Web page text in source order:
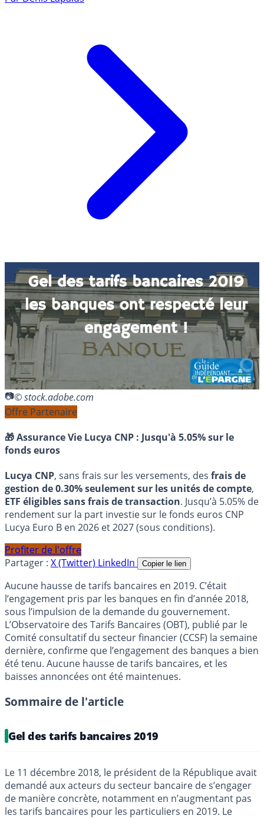
© stock.adobe.com
Offre Partenaire
🎁 Assurance Vie Lucya CNP : Jusqu'à 5.05% sur le
fonds euros
Lucya CNP, sans frais sur les versements, des frais de
gestion de 0.30% seulement sur les unités de compte,
ETF éligibles sans frais de transaction. Jusqu’à 5.05% de
rendement sur la part investie sur le fonds euros CNP
Lucya Euro B en 2026 et 2027 (sous conditions).
Profiter de l'offre
Partager : X (Twitter) LinkedIn Copier le lien
Aucune hausse de tarifs bancaires en 2019. C’était
l’engagement pris par les banques en fin d’année 2018,
sous l’impulsion de la demande du gouvernement.
L’Observatoire des Tarifs Bancaires (OBT), publié par le
Comité consultatif du secteur financier (CCSF) la semaine
dernière, confirme que l’engagement des banques a bien
été tenu. Aucune hausse de tarifs bancaires, et les
baisses annoncées ont été maintenues.
Sommaire de l'article
Gel des tarifs bancaires 2019
Le 11 décembre 2018, le président de la République avait
demandé aux acteurs du secteur bancaire de s’engager
de manière concrète, notamment en n’augmentant pas
les tarifs bancaires pour les particuliers en 2019. Le